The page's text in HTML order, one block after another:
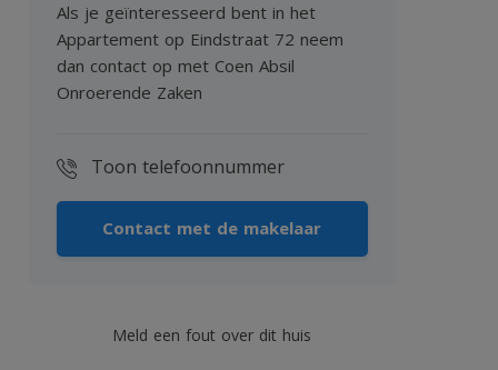
Als je geïnteresseerd bent in het
Appartement op Eindstraat 72 neem
dan contact op met Coen Absil
Onroerende Zaken
Toon telefoonnummer
Contact met de makelaar
Meld een fout over dit huis